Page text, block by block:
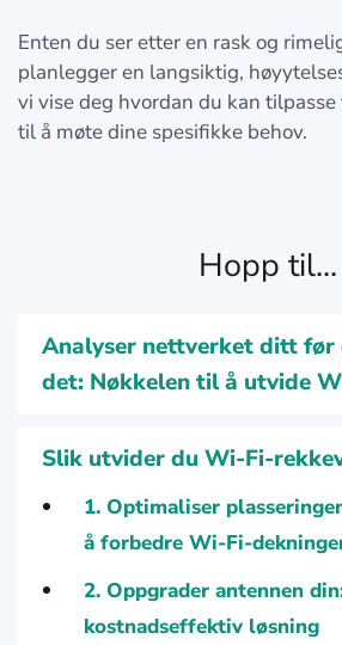
Enten du ser etter en rask og
planlegger en langsiktig,
vi vise deg hvordan du kan
til å møte dine spesifikke behov.
Hopp til...
Analyser nettverket ditt
det: Nøkkelen til å utvide
Slik utvider du Wi-Fi-
1. Optimaliser
å forbedre Wi-Fi-
2. Oppgrader antennen
kostnadseffektiv løsning